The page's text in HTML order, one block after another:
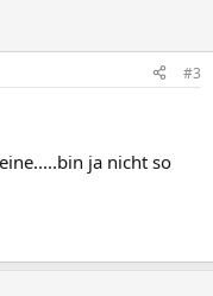
#3
ja nicht so